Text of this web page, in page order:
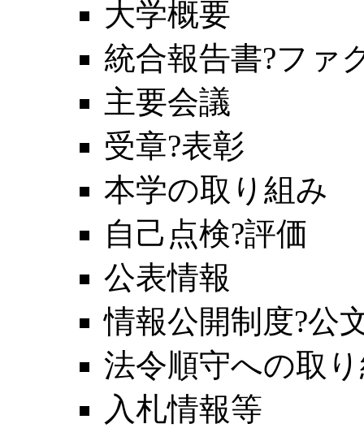
大学概要
統合報告書?ファ
主要会議
受章?表彰
本学の取り組み
自己点検?評価
公表情報
情報公開制度?公
法令順守への取
入札情報等